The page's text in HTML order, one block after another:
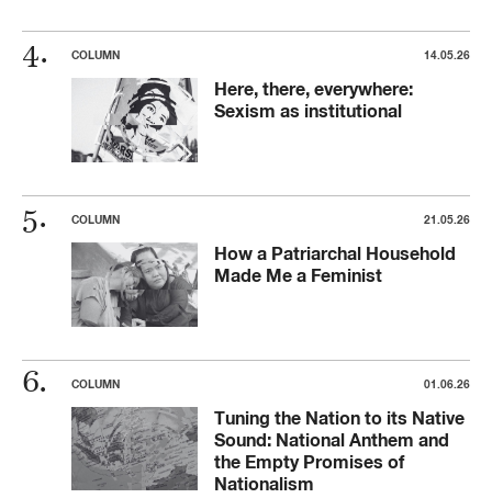
COLUMN 14.05.26
Here, there, everywhere:
Sexism as institutional
COLUMN 21.05.26
How a Patriarchal Household
Made Me a Feminist
COLUMN 01.06.26
Tuning the Nation to its Native
Sound: National Anthem and
the Empty Promises of
Nationalism